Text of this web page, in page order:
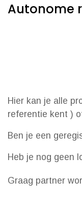
Autonome
Hier kan je alle
referentie kent )
Ben je een
Heb je nog geen
Graag partner